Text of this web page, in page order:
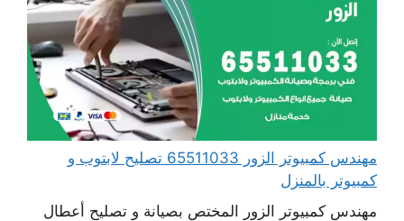
مهندس كمبيوتر الزور 65511033 تصليح لابتوب و
كمبيوتر بالمنزل
مهندس كمبيوتر الزور المختص بصيانة و تصليح أعطال